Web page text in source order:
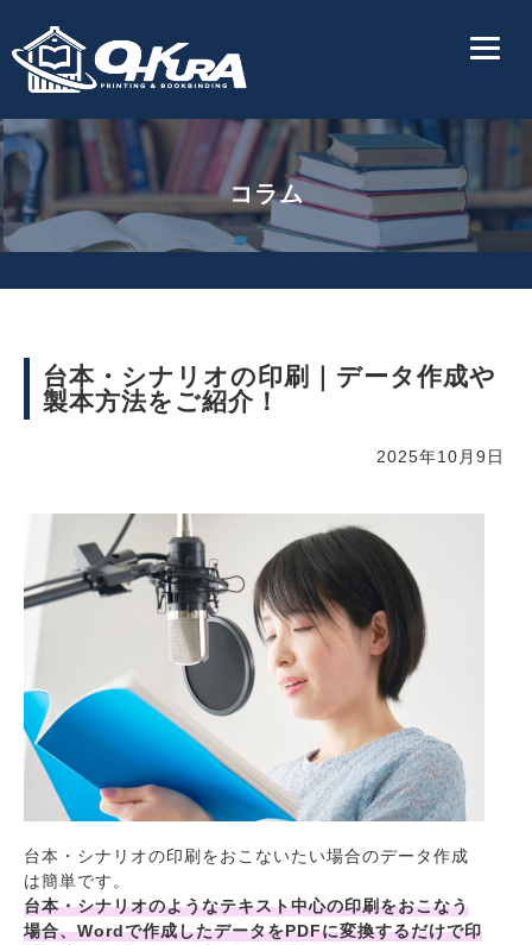
コラム
台本・シナリオの印刷｜データ作成や
製本方法をご紹介！
2025年10月9日
台本・シナリオの印刷をおこないたい場合のデータ作成
は簡単です。
台本・シナリオのようなテキスト中心の印刷をおこなう
場合、Wordで作成したデータをPDFに変換するだけで印